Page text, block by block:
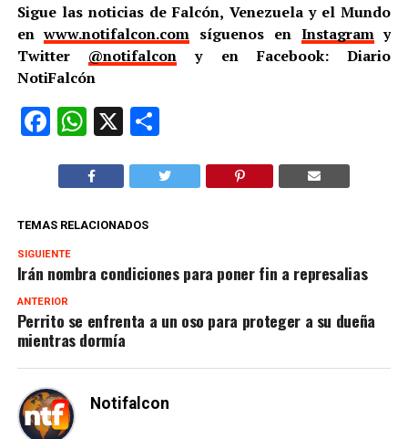
Sigue las noticias de Falcón, Venezuela y el Mundo
enwww.notifalcon.com síguenos en Instagramy
Twitter @notifalcon y en Facebook: Diario
NotiFalcón
Facebook
WhatsApp
X Compartir
TEMAS RELACIONADOS
SIGUIENTE
Irán nombra condiciones para poner fin a represalias
ANTERIOR
Perrito se enfrenta a un oso para proteger a su dueña
mientras dormía
Notifalcon